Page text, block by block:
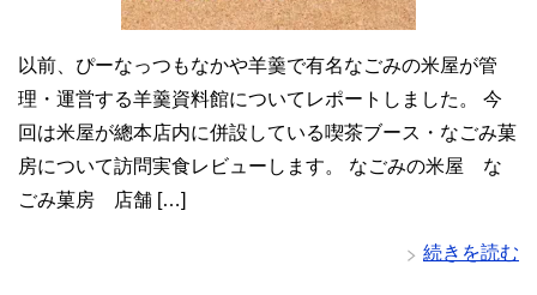
以前、ぴーなっつもなかや羊羹で有名なごみの米屋が管
理・運営する羊羹資料館についてレポートしました。 今
回は米屋が總本店内に併設している喫茶ブース・なごみ菓
房について訪問実食レビューします。 なごみの米屋 な
ごみ菓房 店舗 […]
続きを読む